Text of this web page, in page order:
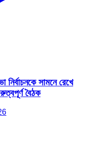
সামনে রেখে
বৈঠক